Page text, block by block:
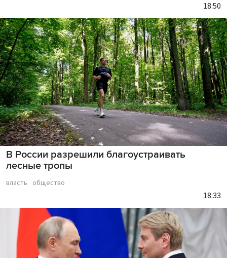
В России разрешили благоустраивать
лесные тропы
18:50
власть общество
18:33